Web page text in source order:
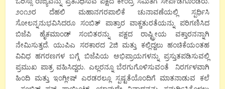
೨೦೧೨ರ ದೆಹಲಿ ಮಹಾನಗರಪಾಲಿಕೆ ಚುನಾವಣೆಯಲ್ಲಿ ಸ್ಪರ್ಧಿಸಿ
ಸೋಲನ್ನನುಭವಿಸಿದರೂ ಸಂಬಿತ್ ಪಾತ್ರಾರ ವಾಕ್ಚತುರತೆಯನ್ನು ಪರಿಗಣಿಸಿದ
ಬಿಜೆಪಿ ಹೈಕಮಾಂಡ್ ಸಂಬಿತರನ್ನು ಪಕ್ಷದ ರಾಷ್ಟ್ರೀಯ ವಕ್ತಾರನನ್ನಾಗಿ
ನೇಮಿಸುತ್ತದೆ. ಯುಪಿಎ ಸರಕಾರದ 2ಜಿ ಮತ್ತು ಕಲ್ಲಿದ್ದಲು ಹಂಚಿಕೆಯಂತಹ
ವಿವಿಧ ಹಗರಣಗಳ ಬಗ್ಗೆ ಬಿಜೆಪಿಯ ಅಭಿಪ್ರಾಯಗಳನ್ನು ಪ್ರಸ್ತುತಪಡಿಸುವಲ್ಲಿ
ಪ್ರಮುಖ ಪಾತ್ರ ವಹಿಸಿದ್ದರು. ಎಲ್ಲರನ್ನೂ ಬೆರಗುಗೊಳಿಸುವಂತೆ ನಿರರ್ಗಳವಾಗಿ
ಹಿಂದಿ ಮತ್ತು ಇಂಗ್ಲೀಷ್ ಎರಡರಲ್ಲೂ ಸ್ಪಷ್ಟತೆಯೊಂದಿಗೆ ಮಾತನಾಡುವ ಕಲೆ